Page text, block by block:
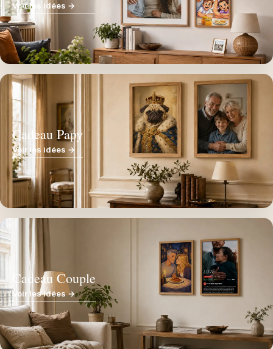
Voir les idées →
Cadeau Papy
Voir les idées →
Cadeau Couple
Voir les idées →